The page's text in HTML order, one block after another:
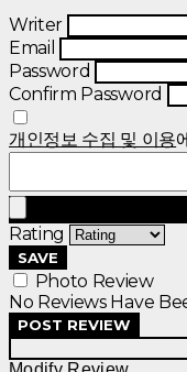
Writer
Email
Password
Confirm Password
개인정보 수집 및 이용
Rating
SAVE
Photo Review
No Reviews Have
POST REVIEW